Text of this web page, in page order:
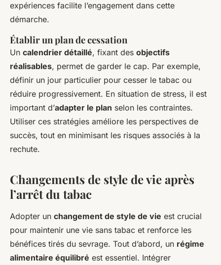
expériences facilite l’engagement dans cette
démarche.
Établir un plan de cessation
Un calendrier détaillé, fixant des objectifs
réalisables, permet de garder le cap. Par exemple,
définir un jour particulier pour cesser le tabac ou
réduire progressivement. En situation de stress, il est
important d’adapter le plan selon les contraintes.
Utiliser ces stratégies améliore les perspectives de
succès, tout en minimisant les risques associés à la
rechute.
Changements de style de vie après
l’arrêt du tabac
Adopter un changement de style de vie est crucial
pour maintenir une vie sans tabac et renforce les
bénéfices tirés du sevrage. Tout d’abord, un régime
alimentaire équilibré est essentiel. Intégrer